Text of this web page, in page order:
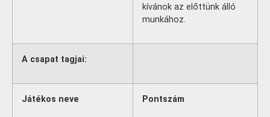
kívánok az előttünk álló
munkához.
A csapat tagjai:
Játékos neve Pontszám